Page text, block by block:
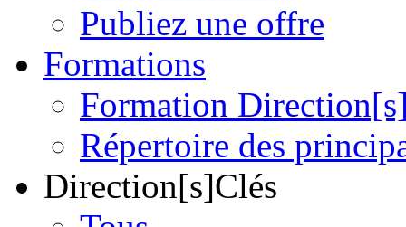
Publiez une offre
Formations
Formation
Répertoire des
Direction[s]Clés